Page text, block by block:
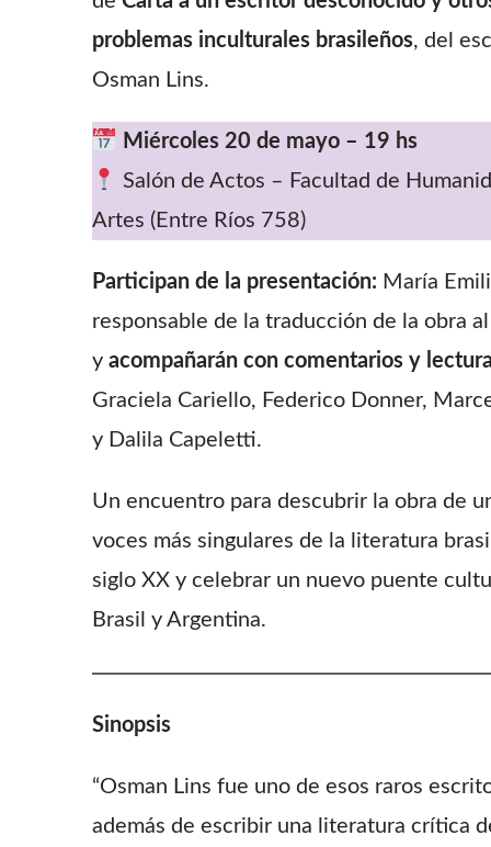
problemas inculturales brasileños, del
Osman Lins.
Miércoles 20 de mayo – 19 hs
Salón de Actos – Facultad de
Artes (Entre Ríos 758)
Participan de la presentación: María
responsable de la traducción de la obra
y acompañarán con comentarios y
Graciela Cariello, Federico Donner,
y Dalila Capeletti.
Un encuentro para descubrir la obra de
voces más singulares de la literatura
siglo XX y celebrar un nuevo puente
Brasil y Argentina.
Sinopsis
“Osman Lins fue uno de esos raros
además de escribir una literatura crítica